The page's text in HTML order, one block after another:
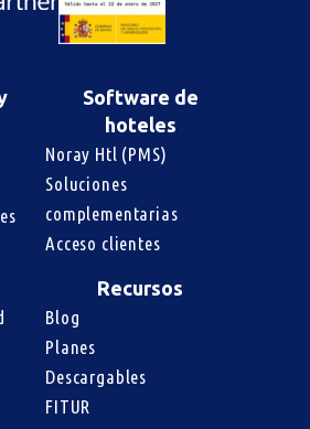
Software de
hoteles
Noray Htl (PMS)
Soluciones
complementarias
Acceso clientes
Recursos
Blog
Planes
Descargables
FITUR